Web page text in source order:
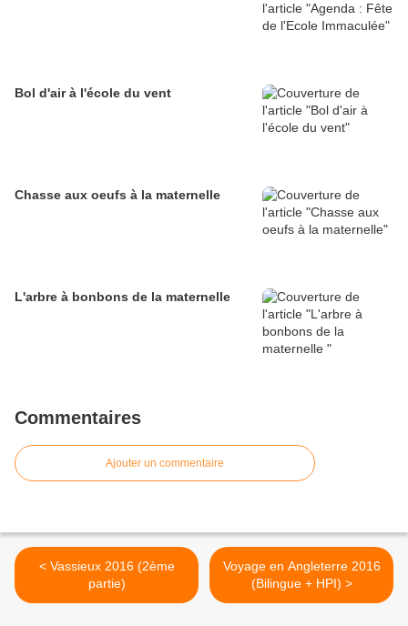
Bol d'air à l'école du vent
Chasse aux oeufs à la maternelle
L'arbre à bonbons de la maternelle
Commentaires
Ajouter un commentaire
< Vassieux 2016 (2ème
partie)
Voyage en Angleterre 2016
(Bilingue + HPI) >